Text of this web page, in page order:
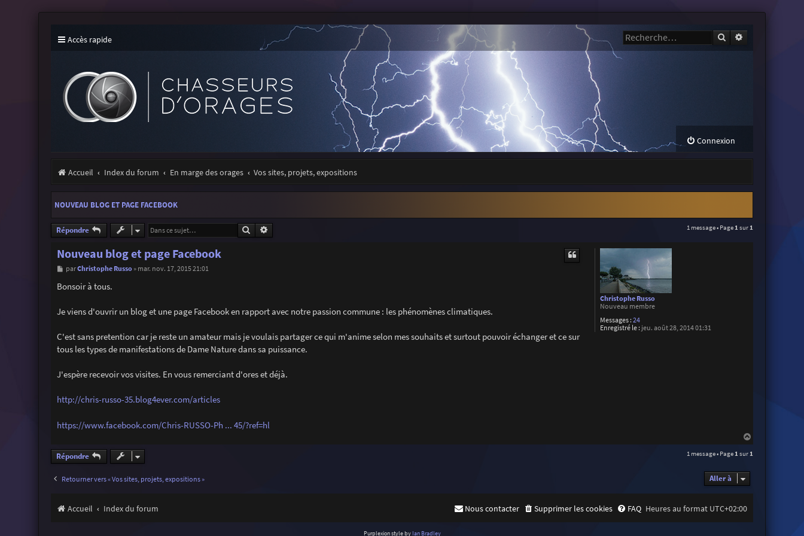
Accès rapide Rechercher
Connexion
Accueil Index du forum En marge des orages Vos sites, projets, expositions
NOUVEAU BLOG ET PAGE FACEBOOK
Répondre Rechercher 1 message • Page 1 sur 1
Christophe Russo
Nouveau membre
Messages : 24
Enregistré le : jeu. août 28, 2014 01:31
Nouveau blog et page Facebook
M
s
s
e
parChristophe Russo» mar. nov. 17, 2015 21:01
Bonsoir à tous.
Je viens d'ouvrir un blog et une page Facebook en rapport avec notre passion commune : les phénomènes climatiques.
C'est sans pretention car je reste un amateur mais je voulais partager ce qui m'anime selon mes souhaits et surtout pouvoir échanger et ce sur
tous les types de manifestations de Dame Nature dans sa puissance.
J'espère recevoir vos visites. En vous remerciant d'ores et déjà.
http://chris-russo-35.blog4ever.com/articles
https://www.facebook.com/Chris-RUSSO-Ph ... 45/?ref=hl
a
u
Répondre 1 message • Page 1 sur 1
Retourner vers « Vos sites, projets, expositions » Aller à
Accueil Index du forum Heures au format UTC+02:00
FAQ
Supprimer les cookies
Nous contacter
Purplexion style by Ian Bradley